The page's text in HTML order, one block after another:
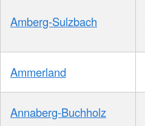
Amberg-Sulzbach
Ammerland
Annaberg-Buchholz